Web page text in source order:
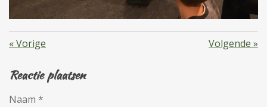
«Vorige Volgende »
Reactie plaatsen
Naam *